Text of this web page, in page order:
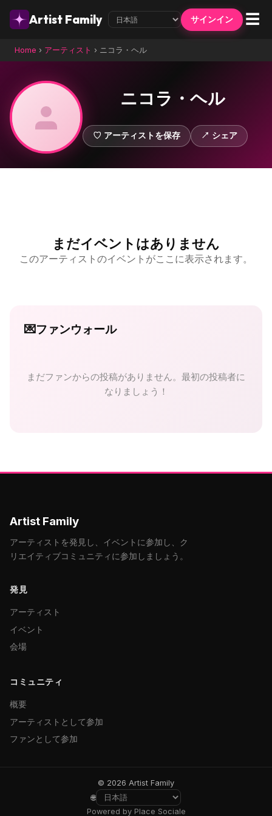
Artist Family サインイン ☰
Home › アーティスト › ニコラ・ヘル
ニコラ・ヘル
♡ アーティストを保存 ↗ シェア
まだイベントはありません
このアーティストのイベントがここに表示されます。
💌ファンウォール
まだファンからの投稿がありません。最初の投稿者に
なりましょう！
Artist Family
アーティストを発見し、イベントに参加し、ク
リエイティブコミュニティに参加しましょう。
発見
アーティスト
イベント
会場
コミュニティ
概要
アーティストとして参加
ファンとして参加
© 2026 Artist Family
🌐
Powered by Place Sociale